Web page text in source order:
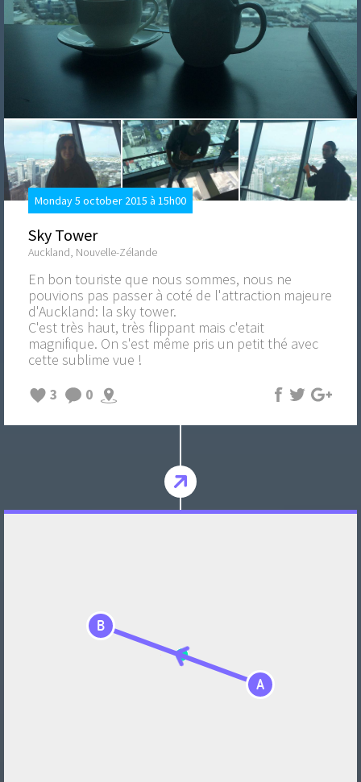
Monday 5 october 2015 à 15h00
Sky Tower
Auckland, Nouvelle-Zélande
En bon touriste que nous sommes, nous ne
pouvions pas passer à coté de l'attraction majeure
d'Auckland: la sky tower.
C'est très haut, très flippant mais c'etait
magnifique. On s'est même pris un petit thé avec
cette sublime vue !
3
0
A
B